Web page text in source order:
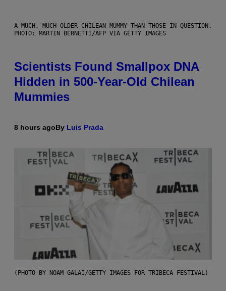
A MUCH, MUCH OLDER CHILEAN MUMMY THAN THOSE IN QUESTION.
PHOTO: MARTIN BERNETTI/AFP VIA GETTY IMAGES
Scientists Found Smallpox DNA
Hidden in 500-Year-Old Chilean
Mummies
8 hours agoBy Luis Prada
(PHOTO BY NOAM GALAI/GETTY IMAGES FOR TRIBECA FESTIVAL)